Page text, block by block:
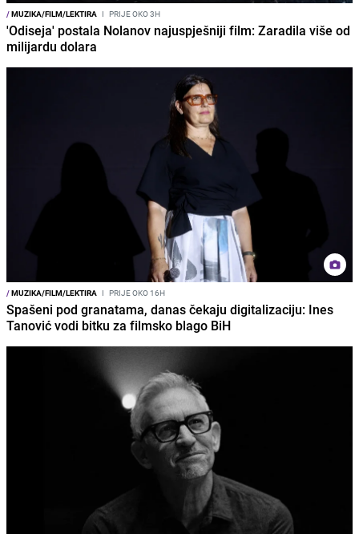
/MUZIKA/FILM/LEKTIRA I PRIJE OKO 3H
'Odiseja' postala Nolanov najuspješniji film: Zaradila više od
milijardu dolara
/MUZIKA/FILM/LEKTIRA I PRIJE OKO 16H
Spašeni pod granatama, danas čekaju digitalizaciju: Ines
Tanović vodi bitku za filmsko blago BiH